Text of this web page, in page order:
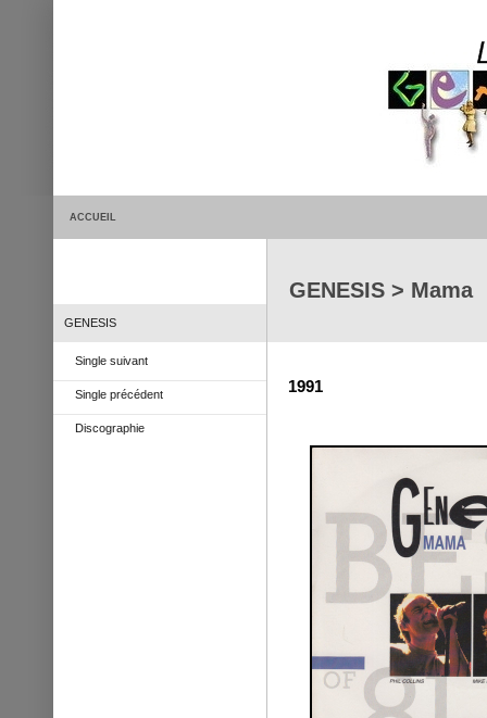
ACCUEIL
GENESIS
Single suivant
Single précédent
Discographie
GENESIS > Mama
1991